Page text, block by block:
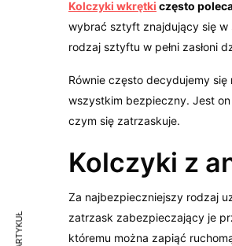
Kolczyki wkrętki często
wybrać sztyft znajdujący się w
rodzaj sztyftu w pełni zasłoni
Równie często decydujemy
wszystkim bezpieczny. Jest
czym się zatrzaskuje.
Kolczyki z
Za najbezpieczniejszy rodzaj
zatrzask zabezpieczający je
któremu można zapiąć